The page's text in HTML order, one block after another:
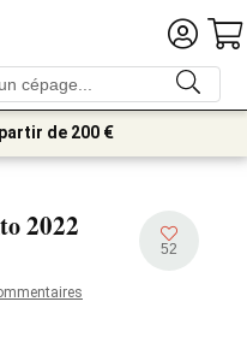
de 200 €
2022
52